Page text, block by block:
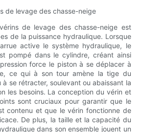
de levage des chasse-neige
de levage des chasse-neige est
de la puissance hydraulique. Lorsque
active le système hydraulique, le
pompé dans le cylindre, créant ainsi
force le piston à se déplacer à
ce qui à son tour amène la tige du
se rétracter, soulevant ou abaissant la
les besoins. La conception du vérin et
sont cruciaux pour garantir que le
contenu et que le vérin fonctionne de
De plus, la taille et la capacité du
dans son ensemble jouent un